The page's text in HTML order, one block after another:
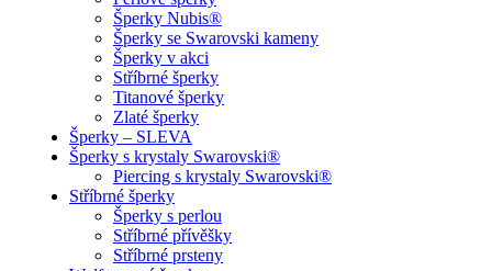
Šperky Nubis®
Šperky se Swarovski kameny
Šperky v akci
Stříbrné šperky
Titanové šperky
Zlaté šperky
Šperky – SLEVA
Šperky s krystaly Swarovski®
Piercing s krystaly Swarovski®
Stříbrné šperky
Šperky s perlou
Stříbrné přívěšky
Stříbrné prsteny